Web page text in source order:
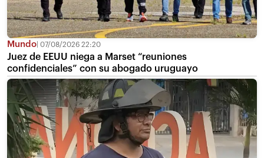
Mundo 07/08/2026 22:20
Juez de EEUU niega a Marset “reuniones
confidenciales” con su abogado uruguayo